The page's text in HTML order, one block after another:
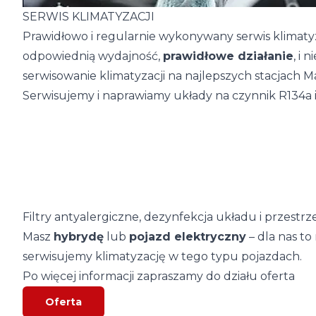
SERWIS KLIMATYZACJI
Prawidłowo i regularnie wykonywany serwis
odpowiednią wydajność, prawidłowe działanie, i
serwisowanie klimatyzacji na najlepszych stacjach
Serwisujemy i naprawiamy układy na czynnik R134a
Filtry antyalergiczne, dezynfekcja układu i
Masz hybrydę lub pojazd elektryczny – dla nas
serwisujemy klimatyzację w tego typu pojazdach.
Po więcej informacji zapraszamy do działu oferta
Oferta